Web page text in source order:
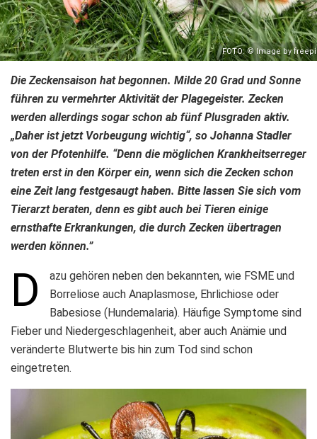
FOTO: © Image by
Die Zeckensaison hat begonnen. Milde 20 Grad und Sonne
führen zu vermehrter Aktivität der Plagegeister. Zecken
werden allerdings sogar schon ab fünf Plusgraden aktiv.
„Daher ist jetzt Vorbeugung wichtig“, so Johanna Stadler
von der Pfotenhilfe. “Denn die möglichen Krankheitserreger
treten erst in den Körper ein, wenn sich die Zecken schon
eine Zeit lang festgesaugt haben. Bitte lassen Sie sich vom
Tierarzt beraten, denn es gibt auch bei Tieren einige
ernsthafte Erkrankungen, die durch Zecken übertragen
werden können.”
D
azu gehören neben den bekannten, wie FSME und
Borreliose auch Anaplasmose, Ehrlichiose oder
Babesiose (Hundemalaria). Häufige Symptome sind
Fieber und Niedergeschlagenheit, aber auch Anämie und
veränderte Blutwerte bis hin zum Tod sind schon
eingetreten.